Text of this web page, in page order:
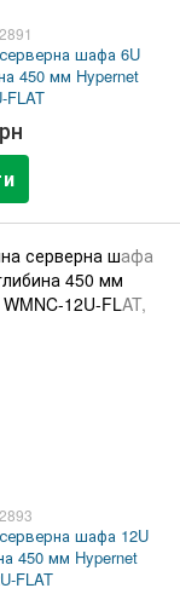
шафа 6U
450 мм Hypernet
FLAT
шафа 12U
450 мм Hypernet
FLAT